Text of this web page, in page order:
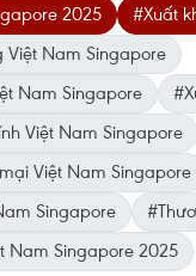
2025
#Xuất
Nam Singapore
Nam Singapore
Việt Nam Singapore
Việt Nam Singapore
Singapore
Nam Singapore 2025